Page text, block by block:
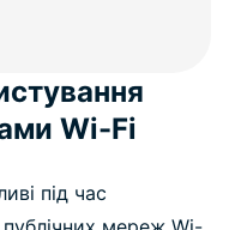
Wi-Fi
під час